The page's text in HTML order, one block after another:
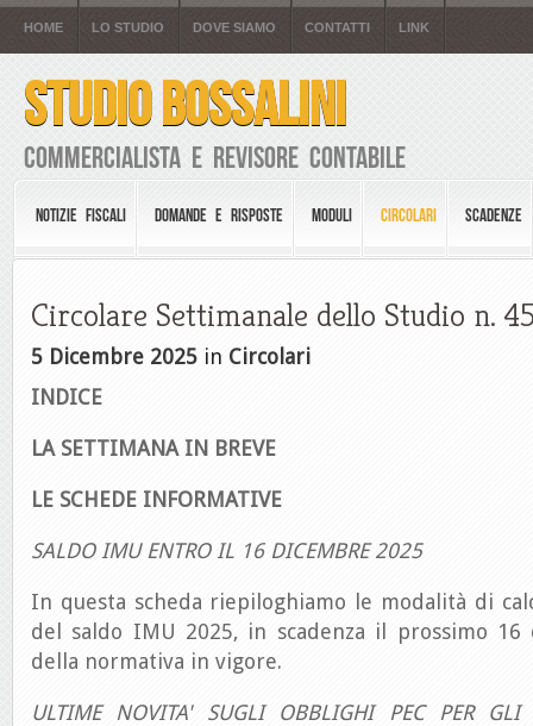
HOME LO STUDIO DOVE SIAMO CONTATTI LINK
STUDIO BOSSALINI
Commercialista e Revisore Contabile
NOTIZIE FISCALI DOMANDE E RISPOSTE MODULI CIRCOLARI SCADENZE
Circolare Settimanale dello Studio n.
5 Dicembre 2025 in Circolari
INDICE
LA SETTIMANA IN BREVE
LE SCHEDE INFORMATIVE
SALDO IMU ENTRO IL 16 DICEMBRE 2025
In questa scheda riepiloghiamo le modalità di
del saldo IMU 2025, in scadenza il prossimo 16
della normativa in vigore.
ULTIME NOVITA' SUGLI OBBLIGHI PEC PER GLI